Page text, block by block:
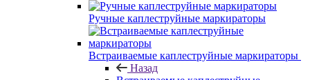
Ручные каплеструйные маркираторы
Встраиваемые каплеструйные маркираторы
Назад